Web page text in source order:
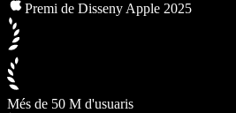
Premi de Disseny Apple 2025
Més de 50 M d'usuaris